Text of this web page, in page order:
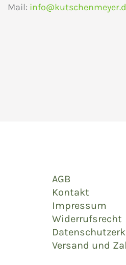
Mail:
AGB
Kontakt
Impressum
Widerrufsrecht
Versand und